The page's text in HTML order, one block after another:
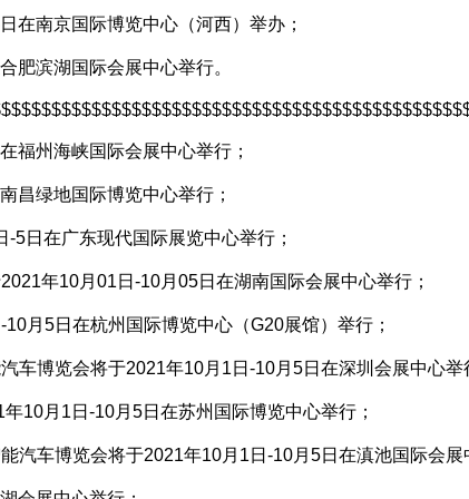
在南京国际博览中心（河西）举办；
肥滨湖国际会展中心举行。
福州海峡国际会展中心举行；
昌绿地国际博览中心举行；
5日在广东现代国际展览中心举行；
年10月01日-10月05日在湖南国际会展中心举行；
月5日在杭州国际博览中心（G20展馆）举行；
车博览会将于2021年10月1日-10月5日在深圳会展中心举
10月1日-10月5日在苏州国际博览中心举行；
车博览会将于2021年10月1日-10月5日在滇池国际会展